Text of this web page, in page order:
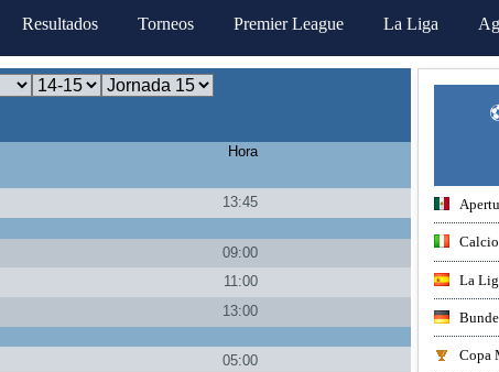
Resultados Torneos Premier League La Liga
Hora
13:45
09:00
11:00
13:00
05:00
Calcio
La
Copa